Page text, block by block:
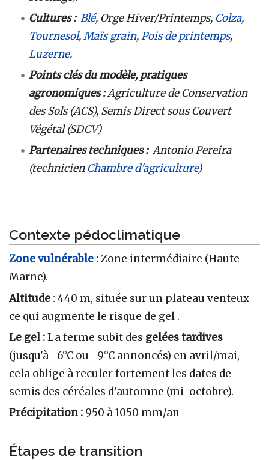
Cultures : Blé, Orge Hiver/Printemps, Colza,
Tournesol,Maïs grain,Pois de printemps,
Luzerne.
Points clés du modèle, pratiques
agronomiques :Agriculture de Conservation
des Sols (ACS), Semis Direct sous Couvert
Végétal (SDCV)
Partenaires techniques :Antonio Pereira
(technicienChambre d'agriculture)
Contexte pédoclimatique
Zone vulnérable :Zone intermédiaire (Haute-
Marne).
Altitude : 440 m, située sur un plateau venteux
ce qui augmente le risque de gel .
Le gel :La ferme subit des gelées tardives
(jusqu'à -6°C ou -9°C annoncés) en avril/mai,
cela oblige à reculer fortement les dates de
semis des céréales d'automne (mi-octobre).
Précipitation : 950 à 1050 mm/an
Étapes de transition